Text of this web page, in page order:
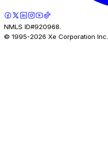
NMLS ID#920968.
© 1995-2026 Xe Corporation Inc.